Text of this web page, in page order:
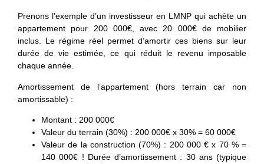
Prenons l’exemple d’un investisseur en LMNP qui achète un
appartement pour 200 000€, avec 20 000€ de mobilier
inclus. Le régime réel permet d’amortir ces biens sur leur
durée de vie estimée, ce qui réduit le revenu imposable
chaque année.
Amortissement de l’appartement (hors terrain car non
amortissable) :
Montant : 200 000€
Valeur du terrain (30%) : 200 000€ x 30% = 60 000€
Valeur de la construction (70%) : 200 000 € x 70 % =
140 000€ ! Durée d’amortissement : 30 ans (typique